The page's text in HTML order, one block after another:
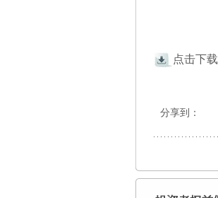
点击下载
分享到：